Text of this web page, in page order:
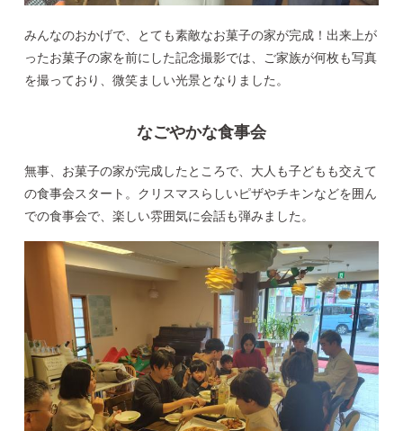
みんなのおかげで、とても素敵なお菓子の家が完成！出来上が
ったお菓子の家を前にした記念撮影では、ご家族が何枚も写真
を撮っており、微笑ましい光景となりました。
なごやかな食事会
無事、お菓子の家が完成したところで、大人も子どもも交えて
の食事会スタート。クリスマスらしいピザやチキンなどを囲ん
での食事会で、楽しい雰囲気に会話も弾みました。